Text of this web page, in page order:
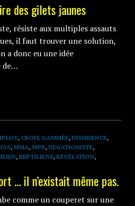
des gilets jaunes
résiste aux multiples assauts
il faut trouver une solution,
a donc eu une idée
de…
, CROIX GAMMÉE, DISSIDENCE,
, MMA, MPR, NEGATIONISTE,
, REPTILIENS, RÉVÉLATION,
… il n’existait même pas.
comme un couperet sur une